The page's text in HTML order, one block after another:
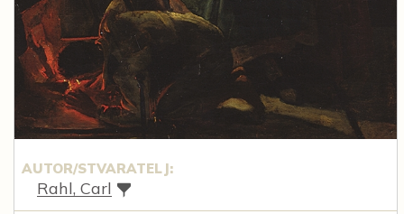
AUTOR/STVARATELJ:
Rahl, Carl